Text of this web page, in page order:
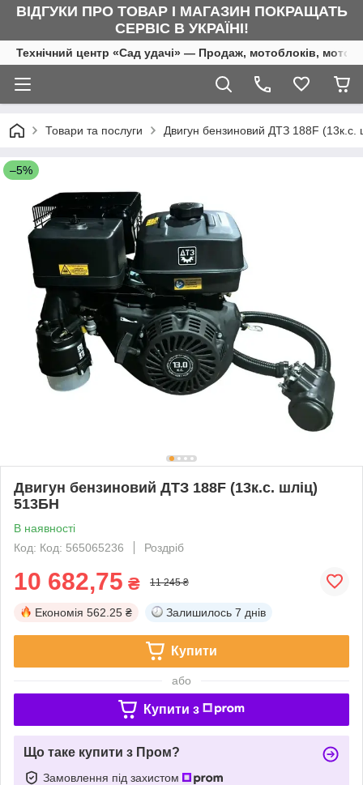
ВІДГУКИ ПРО ТОВАР І МАГАЗИН ПОКРАЩАТЬ
СЕРВІС В УКРАЇНІ!
Технічний центр «Сад удачі» — Продаж, мотоблоків,
Товари та послуги Двигун бензиновий ДТЗ 188F (13к.с.
–5%
Двигун бензиновий ДТЗ 188F (13к.с. шліц)
513БН
В наявності
Код: Код: 565065236
Роздріб
10 682,75 ₴ 11 245 ₴
Економія 562.25 ₴ Залишилось 7 днів
Купити
або
Купити з
Що таке купити з Пром?
Замовлення під захистом